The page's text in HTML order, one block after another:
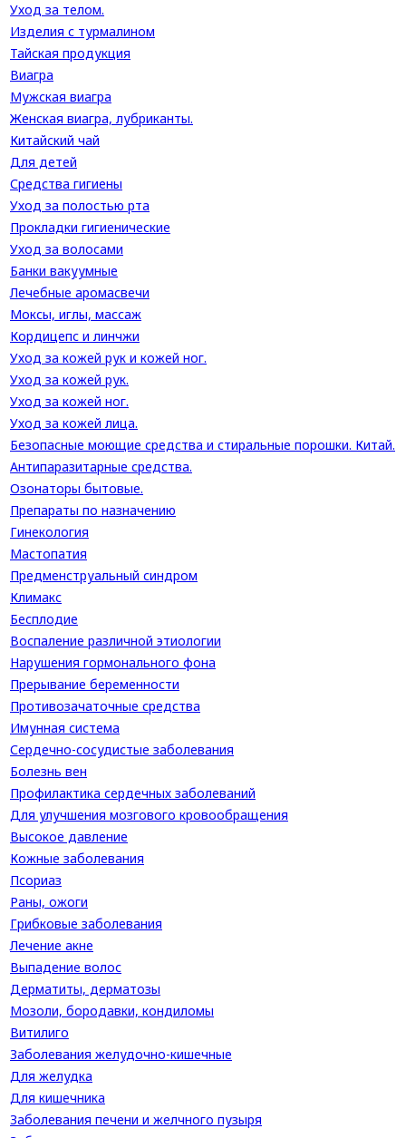
Уход за телом.
Изделия с турмалином
Тайская продукция
Виагра
Мужская виагра
Женская виагра, лубриканты.
Китайский чай
Для детей
Средства гигиены
Уход за полостью рта
Прокладки гигиенические
Уход за волосами
Банки вакуумные
Лечебные аромасвечи
Моксы, иглы, массаж
Кордицепс и линчжи
Уход за кожей рук и кожей ног.
Уход за кожей рук.
Уход за кожей ног.
Уход за кожей лица.
Безопасные моющие средства и стиральные порошки. Китай.
Антипаразитарные средства.
Озонаторы бытовые.
Препараты по назначению
Гинекология
Мастопатия
Предменструальный синдром
Климакс
Бесплодие
Воспаление различной этиологии
Нарушения гормонального фона
Прерывание беременности
Противозачаточные средства
Имунная система
Сердечно-сосудистые заболевания
Болезнь вен
Профилактика сердечных заболеваний
Для улучшения мозгового кровообращения
Высокое давление
Кожные заболевания
Псориаз
Раны, ожоги
Грибковые заболевания
Лечение акне
Выпадение волос
Дерматиты, дерматозы
Мозоли, бородавки, кондиломы
Витилиго
Заболевания желудочно-кишечные
Для желудка
Для кишечника
Заболевания печени и желчного пузыря